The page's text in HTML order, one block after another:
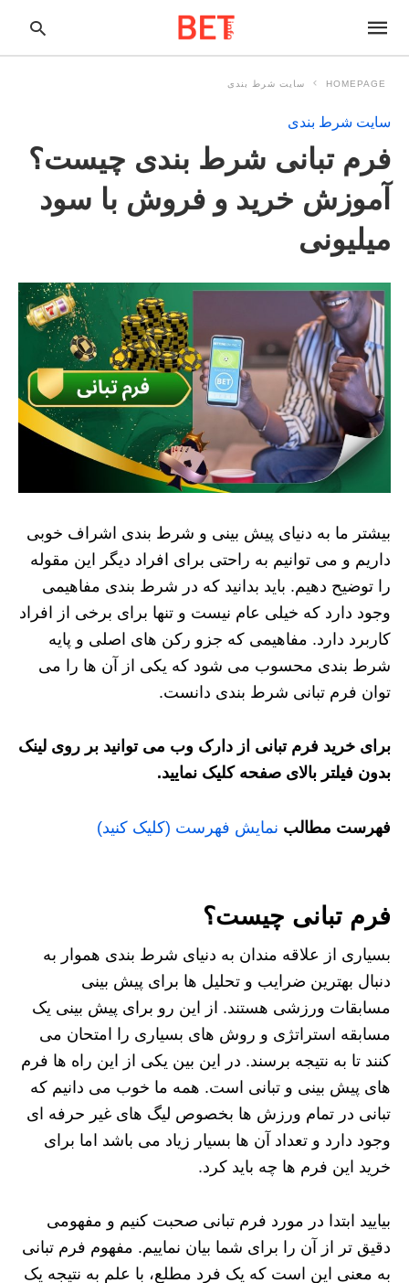
HOMEPAGE سایت شرط بندی
سایت شرط بندی
فرم تبانی شرط بندی چیست؟
آموزش خرید و فروش با سود
میلیونی
بیشتر ما به دنیای پیش بینی و شرط بندی اشراف خوبی
داریم و می توانیم به راحتی برای افراد دیگر این مقوله
را توضیح دهیم. باید بدانید که در شرط بندی مفاهیمی
وجود دارد که خیلی عام نیست و تنها برای برخی از افراد
کاربرد دارد. مفاهیمی که جزو رکن های اصلی و پایه
شرط بندی محسوب می شود که یکی از آن ها را می
توان فرم تبانی شرط بندی دانست.
برای خرید فرم تبانی از دارک وب می توانید بر روی لینک
بدون فیلتر بالای صفحه کلیک نمایید.
فهرست مطالب نمایش فهرست (کلیک کنید)
فرم تبانی چیست؟
بسیاری از علاقه مندان به دنیای شرط بندی هموار به
دنبال بهترین ضرایب و تحلیل ها برای پیش بینی
مسابقات ورزشی هستند. از این رو برای پیش بینی یک
مسابقه استراتژی و روش های بسیاری را امتحان می
کنند تا به نتیجه برسند. در این بین یکی از این راه ها فرم
های پیش بینی و تبانی است. همه ما خوب می دانیم که
تبانی در تمام ورزش ها بخصوص لیگ های غیر حرفه ای
وجود دارد و تعداد آن ها بسیار زیاد می باشد اما برای
خرید این فرم ها چه باید کرد.
بیایید ابتدا در مورد فرم تبانی صحبت کنیم و مفهومی
دقیق تر از آن را برای شما بیان نماییم. مفهوم فرم تبانی
به معنی این است که یک فرد مطلع، با علم به نتیجه یک